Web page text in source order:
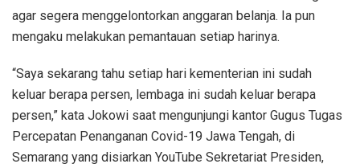
agar segera menggelontorkan anggaran belanja. Ia pun
mengaku melakukan pemantauan setiap harinya.
“Saya sekarang tahu setiap hari kementerian ini sudah
keluar berapa persen, lembaga ini sudah keluar berapa
persen,” kata Jokowi saat mengunjungi kantor Gugus Tugas
Percepatan Penanganan Covid-19 Jawa Tengah, di
Semarang yang disiarkan YouTube Sekretariat Presiden,